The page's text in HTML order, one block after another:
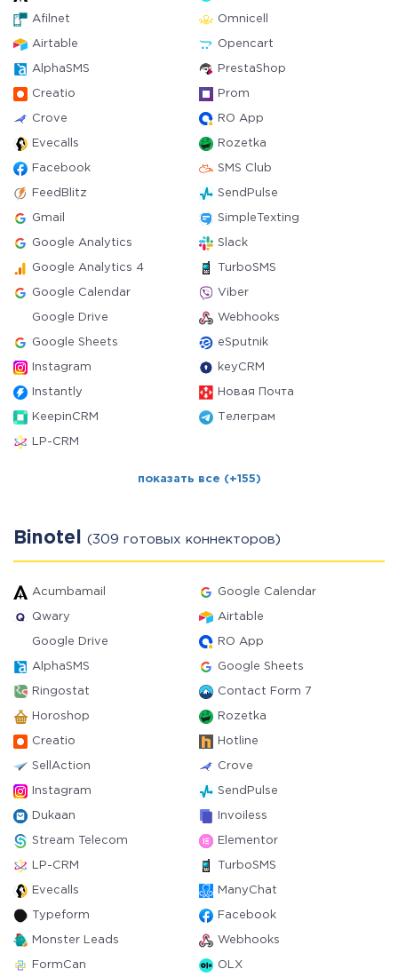
Afilnet Omnicell
Airtable Opencart
AlphaSMS PrestaShop
Creatio Prom
Crove RO App
Evecalls Rozetka
Facebook SMS Club
FeedBlitz SendPulse
Gmail SimpleTexting
Google Analytics Slack
Google Analytics 4 TurboSMS
Google Calendar Viber
Google Drive Webhooks
Google Sheets eSputnik
Instagram keyCRM
Instantly Новая Почта
KeepinCRM Телеграм
LP-CRM
показать все (+155)
Binotel (309 готовых коннекторов)
Acumbamail Google Calendar
Qwary Airtable
Google Drive RO App
AlphaSMS Google Sheets
Ringostat Contact Form 7
Horoshop Rozetka
Creatio Hotline
SellAction Crove
Instagram SendPulse
Dukaan Invoiless
Stream Telecom Elementor
LP-CRM TurboSMS
Evecalls ManyChat
Typeform Facebook
Monster Leads Webhooks
FormCan OLX